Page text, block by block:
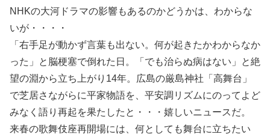
NHKの大河ドラマの影響もあるのかどうかは、わからな
いが・・・・
「右手足が動かず言葉も出ない。何が起きたかわからなか
った」と脳梗塞で倒れた日。「でも治らぬ病はない」と絶
望の淵から立ち上がり14年。広島の厳島神社「高舞台」
で芝居さながらに平家物語を、平安調リズムにのってよど
みなく語り再起を果たしたと・・・嬉しいニュースだ。
来春の歌舞伎座再開場には、何としても舞台に立ちたい